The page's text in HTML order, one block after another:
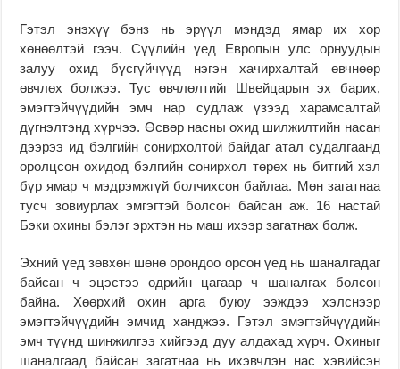
Гэтэл энэхүү бэнз нь эрүүл мэндэд ямар их хор
хөнөөлтэй гээч. Сүүлийн үед Европын улс орнуудын
залуу охид бүсгүйчүүд нэгэн хачирхалтай өвчнөөр
өвчлөх болжээ. Тус өвчлөлтийг Швейцарын эх барих,
эмэгтэйчүүдийн эмч нар судлаж үзээд харамсалтай
дүгнэлтэнд хүрчээ. Өсвөр насны охид шилжилтийн насан
дээрээ ид бэлгийн сонирхолтой байдаг атал судалгаанд
оролцсон охидод бэлгийн сонирхол төрөх нь битгий хэл
бүр ямар ч мэдрэмжгүй болчихсон байлаа. Мөн загатнаа
тусч зовиурлах эмгэгтэй болсон байсан аж. 16 настай
Бэки охины бэлэг эрхтэн нь маш ихээр загатнах болж.
Эхний үед зөвхөн шөнө орондоо орсон үед нь шаналгадаг
байсан ч эцэстээ өдрийн цагаар ч шаналгах болсон
байна. Хөөрхий охин арга буюу ээждээ хэлснээр
эмэгтэйчүүдийн эмчид ханджээ. Гэтэл эмэгтэйчүүдийн
эмч түүнд шинжилгээ хийгээд дуу алдахад хүрч. Охиныг
шаналгаад байсан загатнаа нь ихэвчлэн нас хэвийсэн